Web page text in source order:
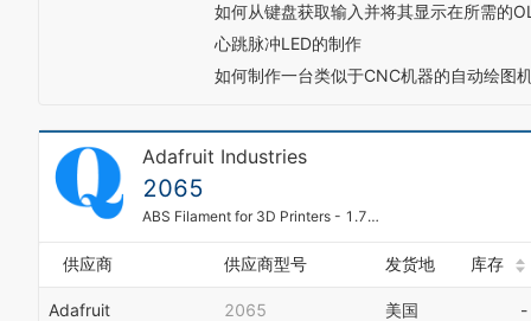
如何从键盘获取输入并将其显示在所需的
心跳脉冲LED的制作
如何制作一台类似于CNC机器的自动绘图
Adafruit Industries
2065
ABS Filament for 3D Printers - 1.75mm Diameter - Black - 1KG;1.75mm thickness of filament;1 kg / 2.2 lbs of filament;Datasheet
供应商 供应商型号 发货地 库存
Adafruit 2065 美国 -